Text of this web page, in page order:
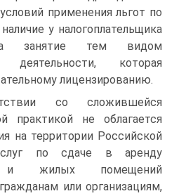
применения льгот по
у налогоплательщика
занятие тем видом
деятельности, которая
лицензированию.
со сложившейся
практикой не облагается
на территории Российской
по сдаче в аренду
и жилых помещений
или организациям,